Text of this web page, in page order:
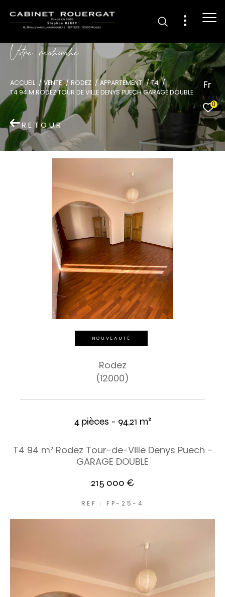
Fr
0
Vore recece
ACCUEIL VENTE RODEZ APPARTEMENT
T4
T4 94 M RODEZ TOUR DE VILLE DENYS PUECH GARAGE DOUBLE
RETOUR
NOUVEAUTÉ
Rodez
(12000)
4 pièces - 94,21 m²
T4 94 m² Rodez Tour-de-Ville Denys Puech -
GARAGE DOUBLE
215 000 €
REF : FP-25-4